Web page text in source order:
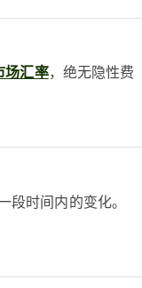
场汇率，绝无隐性费
段时间内的变化。